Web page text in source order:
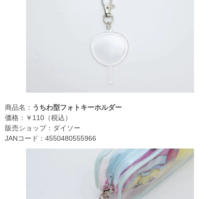
商品名： うちわ型フォトキーホルダー
価格：￥110（税込）
販売ショップ：ダイソー
JANコード：4550480555966